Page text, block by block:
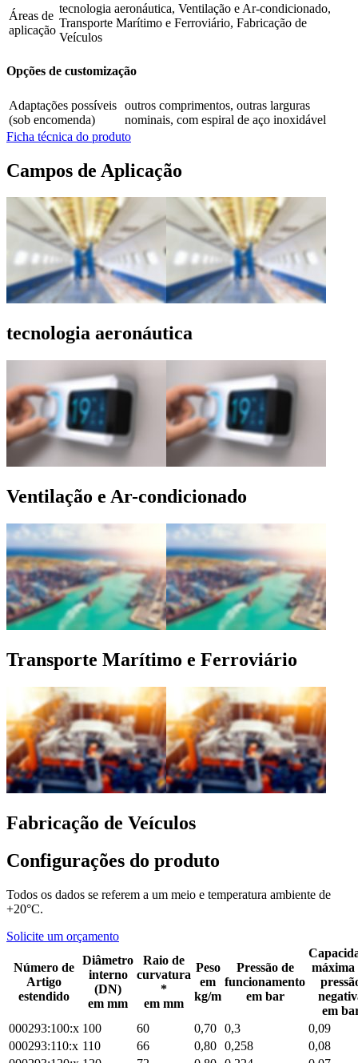
Áreas de
aplicação
tecnologia aeronáutica, Ventilação e Ar-condicionado,
Transporte Marítimo e Ferroviário, Fabricação de
Veículos
Opções de customização
Adaptações possíveis
(sob encomenda)
outros comprimentos, outras larguras
nominais, com espiral de aço inoxidável
Ficha técnica do produto
Campos de Aplicação
tecnologia aeronáutica
Ventilação e Ar-condicionado
Transporte Marítimo e Ferroviário
Fabricação de Veículos
Configurações do produto
Todos os dados se referem a um meio e temperatura ambiente de
+20°C.
Solicite um orçamento
Número de
Artigo
estendido
Diâmetro
interno
(DN)
em mm
Raio de
curvatura
*
em mm
Peso
em
kg/m
Pressão de
funcionamento
em bar
máxima
em
000293:100:x 100 60 0,70 0,3
0,09
000293:110:x 110 66 0,80 0,258
0,08